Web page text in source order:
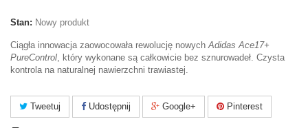
Stan: Nowy produkt
Ciągła innowacja zaowocowała rewolucję nowychAdidas Ace17+
PureControl, który wykonane są całkowicie bez sznurowadeł. Czysta
kontrola na naturalnej nawierzchni trawiastej.
Tweetuj Udostępnij Google+ Pinterest